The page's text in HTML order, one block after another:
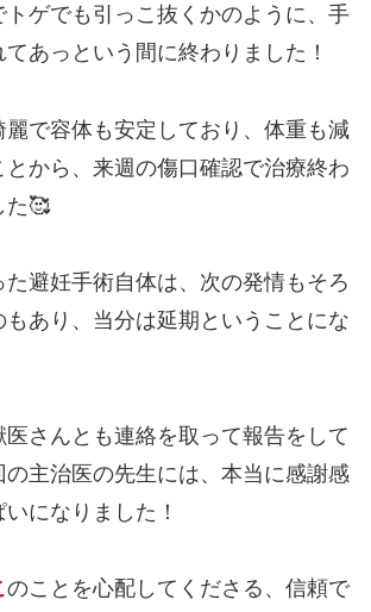
トゲでも引っこ抜くかのように、手
あっという間に終わりました！
で容体も安定しており、体重も減
とから、来週の傷口確認で治療終わ
た🥰
避妊手術自体は、次の発情もそろ
もあり、当分は延期ということにな
さんとも連絡を取って報告をして
の主治医の先生には、本当に感謝感
になりました！
のことを心配してくださる、信頼で